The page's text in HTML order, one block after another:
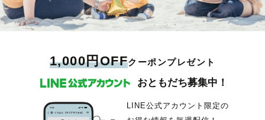
1,000円OFFクーポンプレゼント
おともだち募集中！
LINE公式アカウント限定の